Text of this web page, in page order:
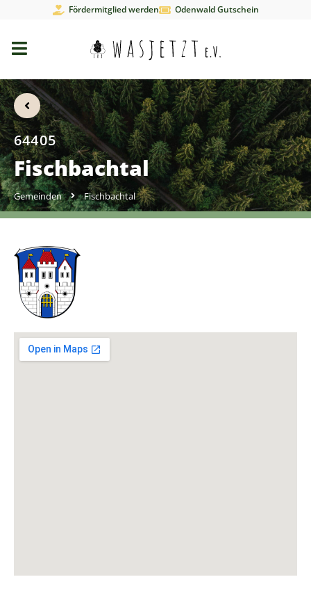
Fördermitglied werden Odenwald Gutschein
64405
Fischbachtal
Gemeinden Fischbachtal